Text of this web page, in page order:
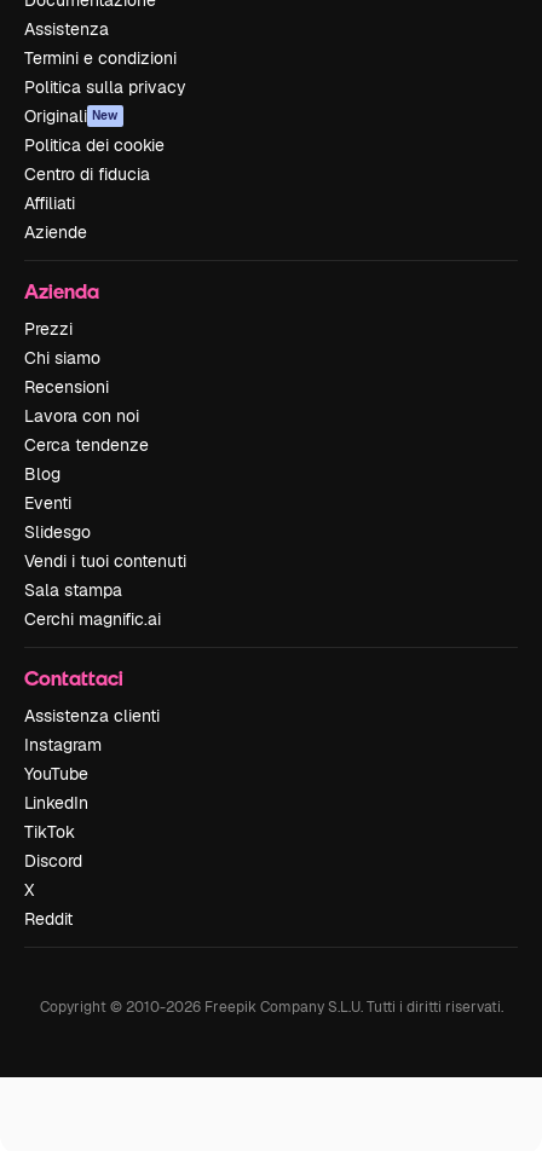
Assistenza
Termini e condizioni
Politica sulla privacy
Originali New
Politica dei cookie
Centro di fiducia
Affiliati
Aziende
Azienda
Prezzi
Chi siamo
Recensioni
Lavora con noi
Cerca tendenze
Blog
Eventi
Slidesgo
Vendi i tuoi contenuti
Sala stampa
Cerchi magnific.ai
Contattaci
Assistenza clienti
Instagram
YouTube
LinkedIn
TikTok
Discord
X
Reddit
Copyright © 2010-2026Freepik Company S.L.U. Tutti i diritti riservati.